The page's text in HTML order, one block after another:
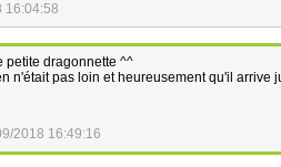
16:04:58
petite dragonnette ^^
n'était pas loin et heureusement qu'il arrive
2018 16:49:16